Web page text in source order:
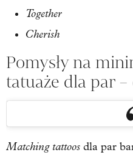
Together
Cherish
Pomysły na
tatuaże dla par
Matching tattoos dla par